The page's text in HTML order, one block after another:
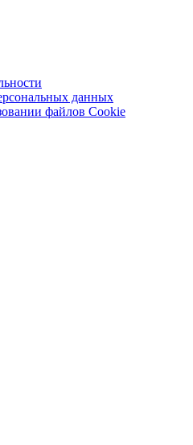
данных
файлов Cookie